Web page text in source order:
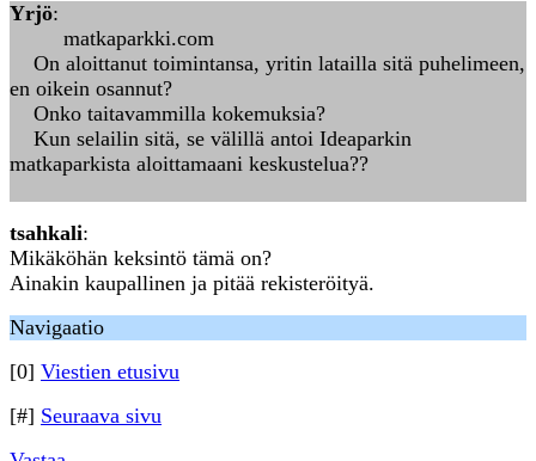
Yrjö:
matkaparkki.com
On aloittanut toimintansa, yritin latailla sitä puhelimeen,
en oikein osannut?
Onko taitavammilla kokemuksia?
Kun selailin sitä, se välillä antoi Ideaparkin
matkaparkista aloittamaani keskustelua??
tsahkali:
Mikäköhän keksintö tämä on?
Ainakin kaupallinen ja pitää rekisteröityä.
Navigaatio
[0] Viestien etusivu
[#] Seuraava sivu